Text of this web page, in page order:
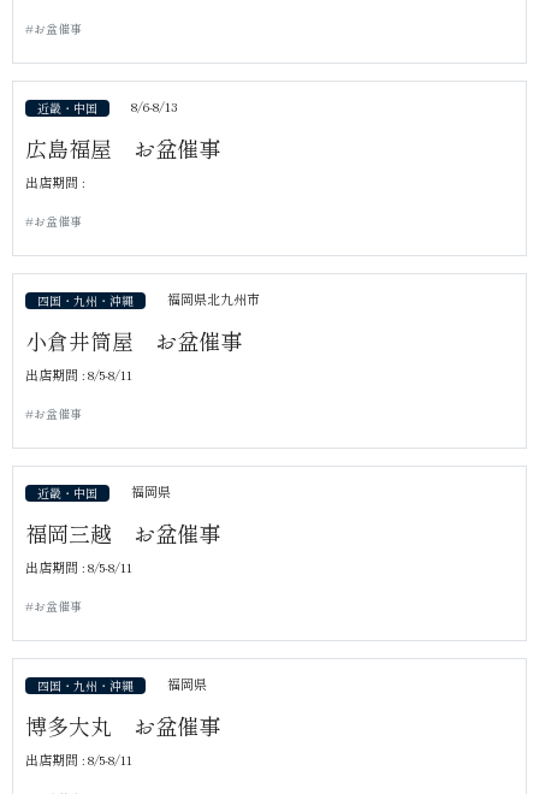
#お盆催事
近畿・中国 8/6-8/13
広島福屋 お盆催事
出店期間 :
#お盆催事
四国・九州・沖縄 福岡県北九州市
小倉井筒屋 お盆催事
出店期間 : 8/5-8/11
#お盆催事
近畿・中国 福岡県
福岡三越 お盆催事
出店期間 : 8/5-8/11
#お盆催事
四国・九州・沖縄 福岡県
博多大丸 お盆催事
出店期間 : 8/5-8/11